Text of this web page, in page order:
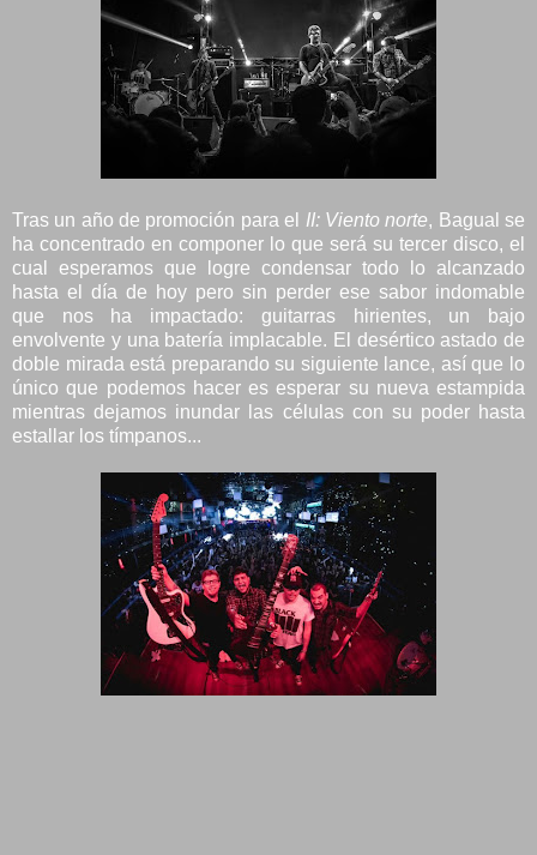
Tras un año de promoción para el II: Viento norte, Bagual se
ha concentrado en componer lo que será su tercer disco, el
cual esperamos que logre condensar todo lo alcanzado
hasta el día de hoy pero sin perder ese sabor indomable
que nos ha impactado: guitarras hirientes, un bajo
envolvente y una batería implacable. El desértico astado de
doble mirada está preparando su siguiente lance, así que lo
único que podemos hacer es esperar su nueva estampida
mientras dejamos inundar las células con su poder hasta
estallar los tímpanos...